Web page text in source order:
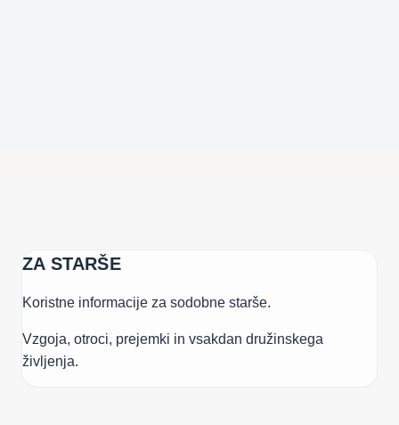
ZA STARŠE
Koristne informacije za sodobne starše.
Vzgoja, otroci, prejemki in vsakdan družinskega
življenja.